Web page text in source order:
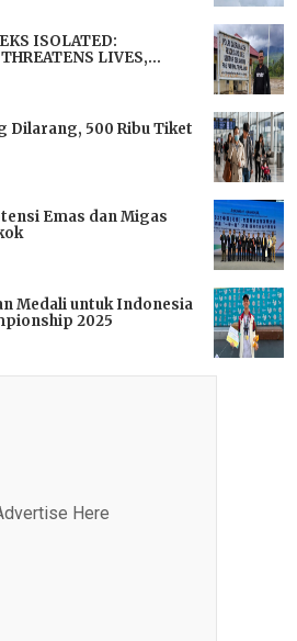
ISOLATED:
LIVES,
URGENTLY NEEDED
Dilarang, 500 Ribu Tiket
Emas dan Migas
Medali untuk Indonesia
2025
Here